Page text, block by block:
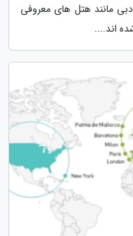
مانند هتل های معروفی
اند....